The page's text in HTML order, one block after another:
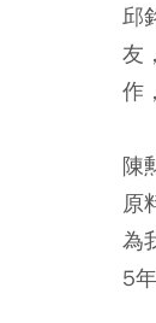
邱
友
作
陳
原
為
5